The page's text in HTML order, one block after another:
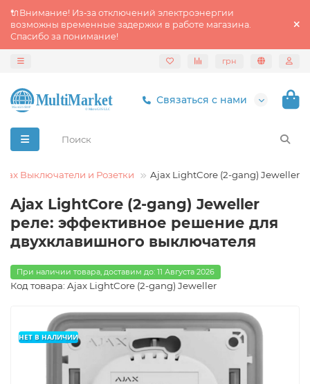
🔌Внимание! Из‑за отключений электроэнергии
возможны временные задержки в работе магазина.
Спасибо за понимание!
грн
Связаться с нами
Выключатели и Розетки Ajax LightCore (2-gang) Jeweller
Ajax LightCore (2-gang) Jeweller
реле: эффективное решение для
двухклавишного выключателя
При наличии товара, доставим до: 11 Августа 2026
Код товара: Ajax LightCore (2-gang) Jeweller
НЕТ В НАЛИЧИИ